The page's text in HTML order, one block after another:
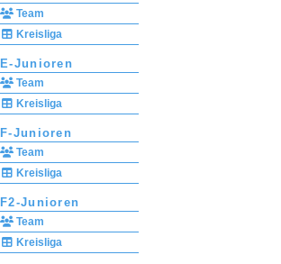
Team
Kreisliga
E-Junioren
Team
Kreisliga
F-Junioren
Team
Kreisliga
F2-Junioren
Team
Kreisliga